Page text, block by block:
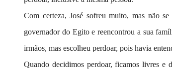
Com certeza, José sofreu muito, mas não
governador do Egito e reencontrou a sua
irmãos, mas escolheu perdoar, pois havia
Quando decidimos perdoar, ficamos livres e